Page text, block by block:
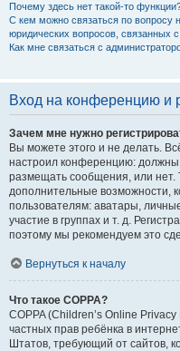
Почему здесь нет такой-то
С кем можно связаться по вопросу
юридических вопросов, связанных
Как мне связаться с
Вход на конференцию и
Зачем мне нужно
Вы можете этого и не делать.
настроил конференцию: должны
размещать сообщения, или нет.
дополнительные возможности,
пользователям: аватары,
участие в группах и т. д.
поэтому мы рекомендуем это
Вернуться к началу
Что такое COPPA?
COPPA (Children’s Online
частных прав ребёнка в
Штатов, требующий от сайтов,